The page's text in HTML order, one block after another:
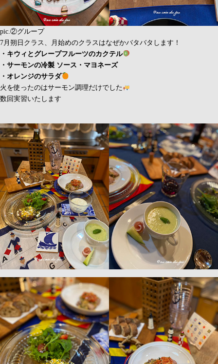
pic.②グループ
7月朔日クラス、月始めのクラスはなぜかバタバタします！
・キウィとグレープフルーツのカクテル
・サーモンの冷製 ソース・マヨネーズ
・オレンジのサラダ
火を使ったのはサーモン調理だけでした
数回実習いたします